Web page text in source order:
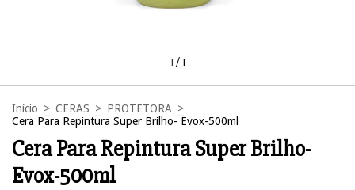
1 /1
Início > CERAS > PROTETORA >
Cera Para Repintura Super Brilho- Evox-500ml
Cera Para Repintura Super Brilho-
Evox-500ml